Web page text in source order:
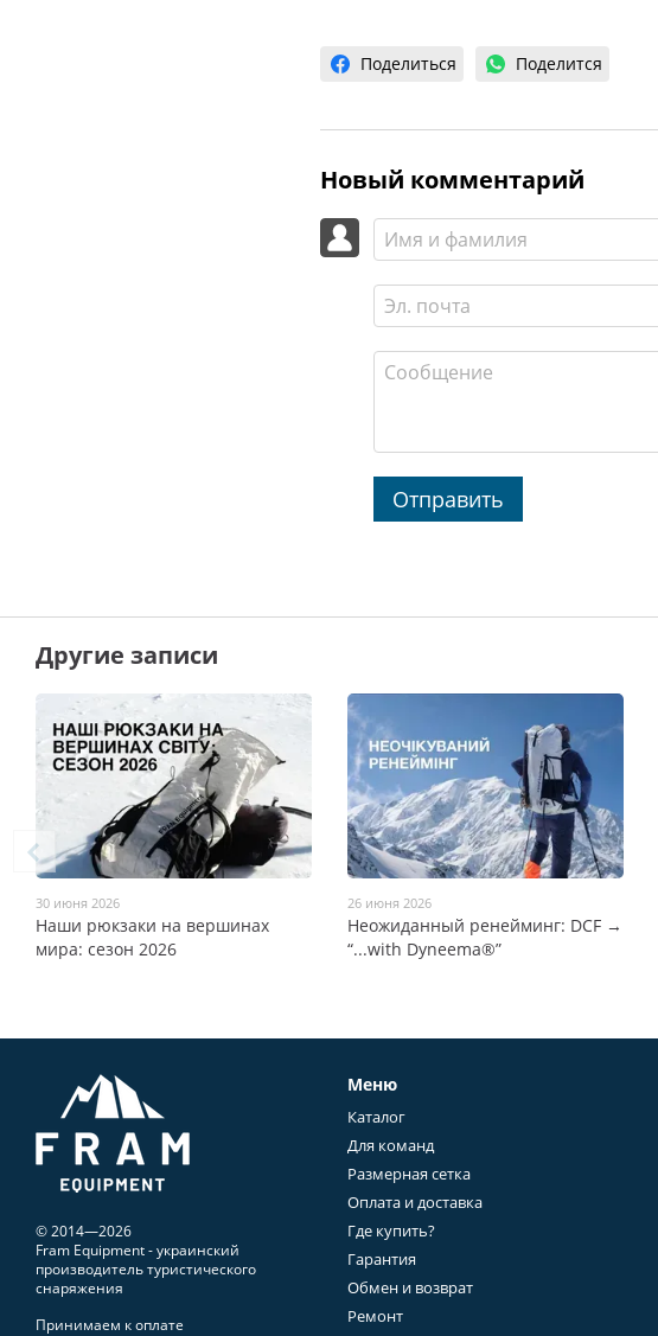
Поделиться Поделится
Новый комментарий
Отправить
Другие записи
30 июня 2026
Наши рюкзаки на вершинах
мира: сезон 2026
26 июня 2026
Неожиданный ренейминг: DCF →
“...with Dyneema®”
© 2014—2026
Fram Equipment - украинский
производитель туристического
снаряжения
Принимаем к оплате
Меню
Каталог
Для команд
Размерная сетка
Оплата и доставка
Где купить?
Гарантия
Обмен и возврат
Ремонт